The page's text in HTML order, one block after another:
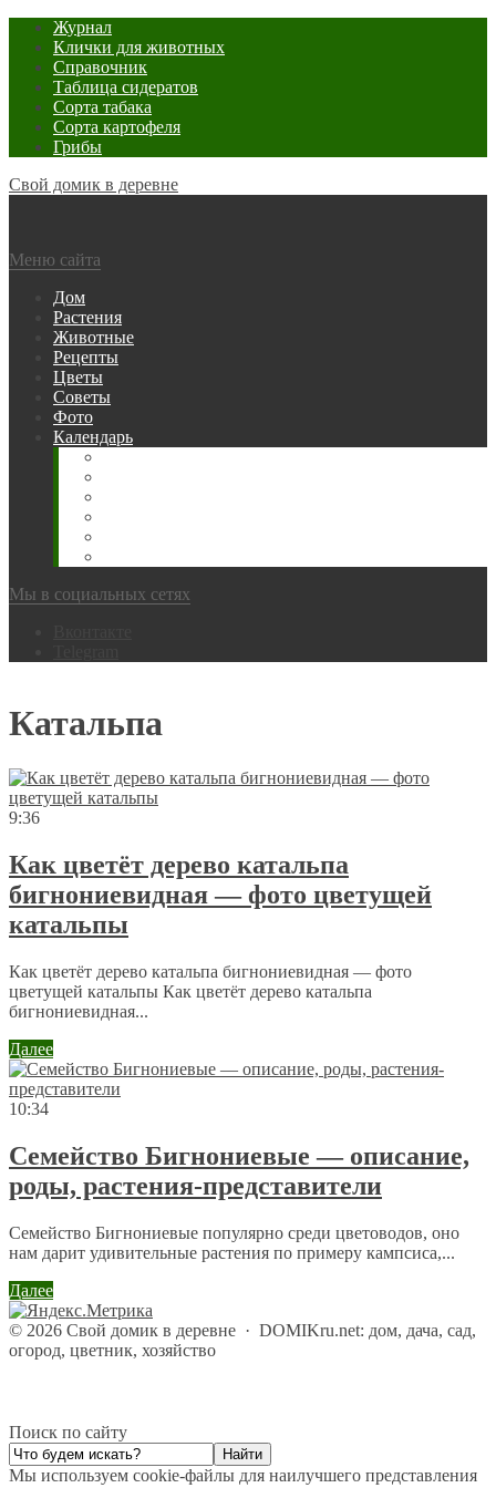
Журнал
Клички для животных
Справочник
Таблица сидератов
Сорта табака
Сорта картофеля
Грибы
Свой домик в деревне
Меню сайта
Дом
Растения
Животные
Рецепты
Цветы
Советы
Фото
Календарь
Мы в социальных сетях
Катальпа
9:36
Как цветёт дерево катальпа
бигнониевидная — фото цветущей
катальпы
Как цветёт дерево катальпа бигнониевидная — фото
цветущей катальпы Как цветёт дерево катальпа
бигнониевидная...
Далее
10:34
Семейство Бигнониевые — описание,
роды, растения-представители
Семейство Бигнониевые популярно среди цветоводов, оно
нам дарит удивительные растения по примеру кампсиса,...
Далее
© 2026 Свой домик в деревне · DOMIKru.net: дом, дача, сад,
огород, цветник, хозяйство
Поиск по сайту
Мы используем cookie-файлы для наилучшего представления